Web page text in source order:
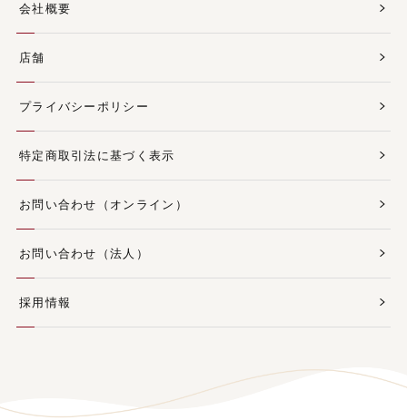
会社概要
店舗
プライバシーポリシー
特定商取引法に基づく表示
お問い合わせ（オンライン）
お問い合わせ（法人）
採用情報